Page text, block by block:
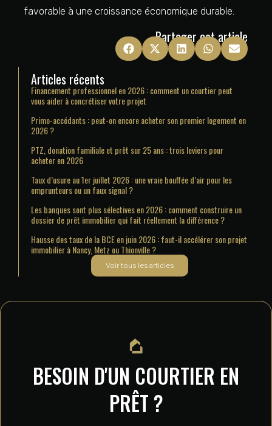
favorable à une croissance économique durable.
Partager cet article
Articles récents
Financement professionnel en 2026 : comment un courtier peut
vous aider à concrétiser votre projet
Primo-accédants : peut-on encore acheter son premier logement en
2026 ?
PTZ, donation familiale et prêt sur 25 ans : trois leviers pour
acheter en 2026
Taux d’usure au 1er juillet 2026 : une vraie bouffée d’air pour les
emprunteurs ou un faux signal ?
Les banques sont plus sélectives en 2026 : comment construire un
dossier de prêt immobilier qui fait réellement la différence ?
Hausse des taux de la BCE en juin 2026 : faut-il accélérer son projet
immobilier à Nancy, Metz ou Thionville ?
Voir tous les articles
BESOIN D'UN COURTIER EN
PRÊT ?